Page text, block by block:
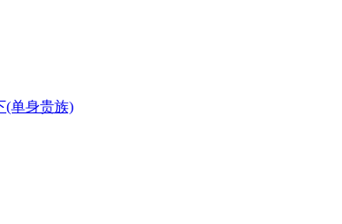
(单身贵族)